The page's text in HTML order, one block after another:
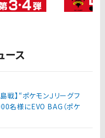
ース
戦】“ポケモンＪリーグフ
名様にEVO BAG（ポケ